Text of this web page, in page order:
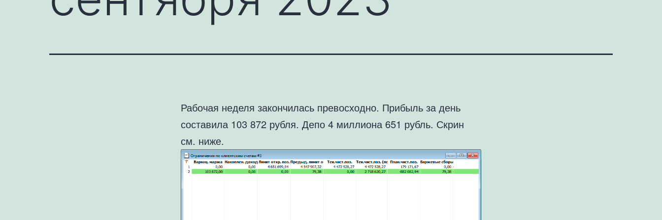
Рабочая неделя закончилась превосходно. Прибыль за день
составила 103 872 рубля. Депо 4 миллиона 651 рубль. Скрин
см. ниже.